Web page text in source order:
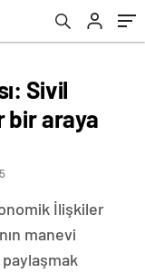
Sivil
bir araya
İlişkiler
manevi